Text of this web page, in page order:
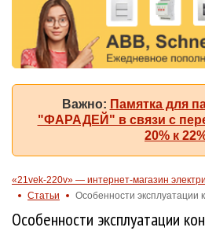
Важно: Памятка для
"ФАРАДЕЙ" в связи с
20% к
«21vek-220v» — интернет-магазин
Статьи
Особенности эксплуатации
Особенности эксплуатации